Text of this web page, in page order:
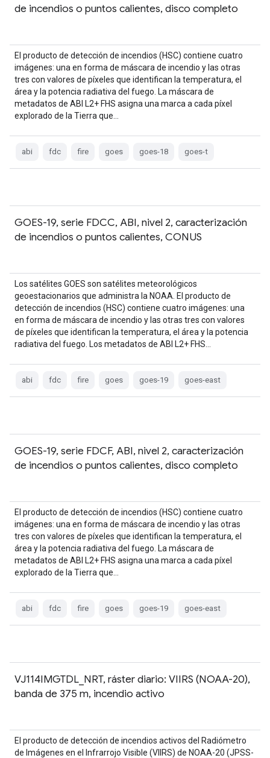
de incendios o puntos calientes, disco completo
El producto de detección de incendios (HSC) contiene cuatro
imágenes: una en forma de máscara de incendio y las otras
tres con valores de píxeles que identifican la temperatura, el
área y la potencia radiativa del fuego. La máscara de
metadatos de ABI L2+ FHS asigna una marca a cada píxel
explorado de la Tierra que…
abi fdc fire goes goes-18 goes-t
GOES-19, serie FDCC, ABI, nivel 2, caracterización
de incendios o puntos calientes, CONUS
Los satélites GOES son satélites meteorológicos
geoestacionarios que administra la NOAA. El producto de
detección de incendios (HSC) contiene cuatro imágenes: una
en forma de máscara de incendio y las otras tres con valores
de píxeles que identifican la temperatura, el área y la potencia
radiativa del fuego. Los metadatos de ABI L2+ FHS…
abi fdc fire goes goes-19 goes-east
GOES-19, serie FDCF, ABI, nivel 2, caracterización
de incendios o puntos calientes, disco completo
El producto de detección de incendios (HSC) contiene cuatro
imágenes: una en forma de máscara de incendio y las otras
tres con valores de píxeles que identifican la temperatura, el
área y la potencia radiativa del fuego. La máscara de
metadatos de ABI L2+ FHS asigna una marca a cada píxel
explorado de la Tierra que…
abi fdc fire goes goes-19 goes-east
VJ114IMGTDL_NRT, ráster diario: VIIRS (NOAA-20),
banda de 375 m, incendio activo
El producto de detección de incendios activos del Radiómetro
de Imágenes en el Infrarrojo Visible (VIIRS) de NOAA-20 (JPSS-